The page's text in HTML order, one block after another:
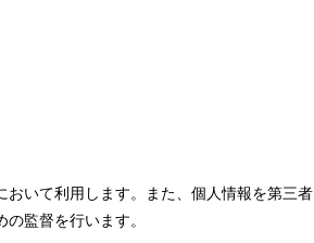
いて利用します。また、個人情報を第三
監督を行います。